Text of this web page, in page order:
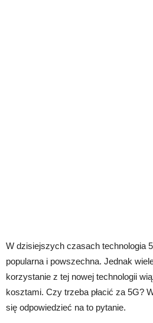
W dzisiejszych czasach technologia
popularna i powszechna. Jednak
korzystanie z tej nowej technologii
kosztami. Czy trzeba płacić za 5G?
się odpowiedzieć na to pytanie.